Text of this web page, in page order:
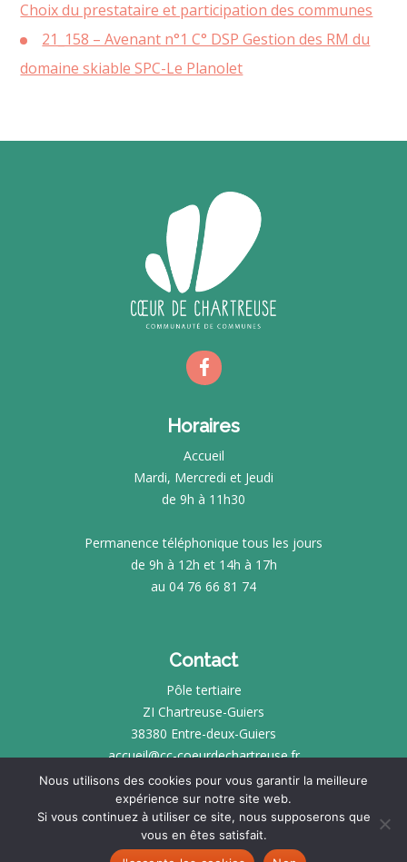
Choix du prestataire et participation des communes
21_158 – Avenant n°1 C° DSP Gestion des RM du
domaine skiable SPC-Le Planolet
Horaires
Accueil
Mardi, Mercredi et Jeudi
de 9h à 11h30
Permanence téléphonique tous les jours
de 9h à 12h et 14h à 17h
au 04 76 66 81 74
Contact
Pôle tertiaire
ZI Chartreuse-Guiers
38380 Entre-deux-Guiers
accueil@cc-coeurdechartreuse.fr
INTRANET
MENTIONS LÉGALES
SITE RÉALISÉ PAR
KOTÉ
Nous utilisons des cookies pour vous garantir la meilleure
expérience sur notre site web.
Si vous continuez à utiliser ce site, nous supposerons que
vous en êtes satisfait.